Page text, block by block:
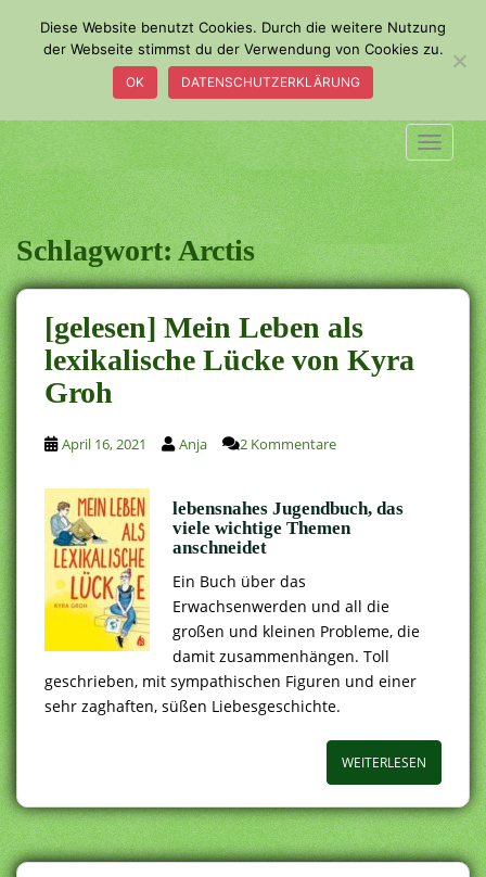
m
a
i
n
c
o
n
t
e
n
t
Schlagwort:Arctis
[gelesen] Mein Leben als
lexikalische Lücke von Kyra
Groh
April 16, 2021 Anja 2 Kommentare
lebensnahes Jugendbuch, das
viele wichtige Themen
anschneidet
Ein Buch über das
Erwachsenwerden und all die
großen und kleinen Probleme, die
damit zusammenhängen. Toll
geschrieben, mit sympathischen Figuren und einer
sehr zaghaften, süßen Liebesgeschichte.
WEITERLESEN
Diese Website benutzt Cookies. Durch die weitere Nutzung
der Webseite stimmst du der Verwendung von Cookies zu.
OK DATENSCHUTZERKLÄRUNG